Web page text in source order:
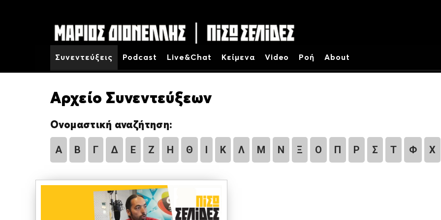
Συνεντεύξεις Podcast Live&Chat Κείμενα Video Ροή About
Αρχείο Συνεντεύξεων
Ονομαστική αναζήτηση:
Α Β Γ Δ Ε Ζ Η Θ Ι Κ Λ Μ Ν Ξ Ο Π Ρ Σ Τ Φ Χ